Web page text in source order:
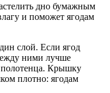
дно бумажным
и поможет ягодам
слой. Если ягод
ними лучше
Крышку
плотно: ягодам